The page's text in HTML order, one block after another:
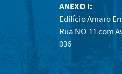
ANEXO I:
Edifício Amaro
Rua NO-11 com
036